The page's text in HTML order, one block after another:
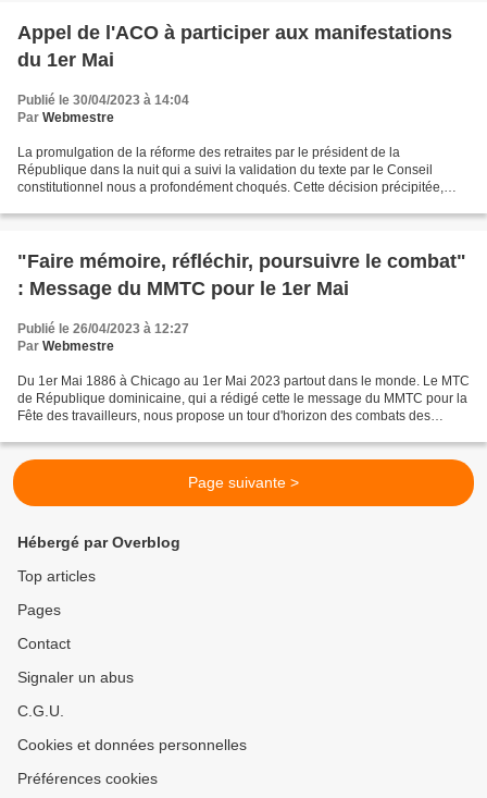
Appel de l'ACO à participer aux manifestations
du 1er Mai
Publié le 30/04/2023 à 14:04
Par Webmestre
La promulgation de la réforme des retraites par le président de la
République dans la nuit qui a suivi la validation du texte par le Conseil
constitutionnel nous a profondément choqués. Cette décision précipitée,
"Faire mémoire, réfléchir, poursuivre le combat"
: Message du MMTC pour le 1er Mai
Publié le 26/04/2023 à 12:27
Par Webmestre
Du 1er Mai 1886 à Chicago au 1er Mai 2023 partout dans le monde. Le MTC
de République dominicaine, qui a rédigé cette le message du MMTC pour la
Fête des travailleurs, nous propose un tour d'horizon des combats des
Page suivante >
Hébergé par Overblog
Top articles
Pages
Contact
Signaler un abus
C.G.U.
Cookies et données personnelles
Préférences cookies